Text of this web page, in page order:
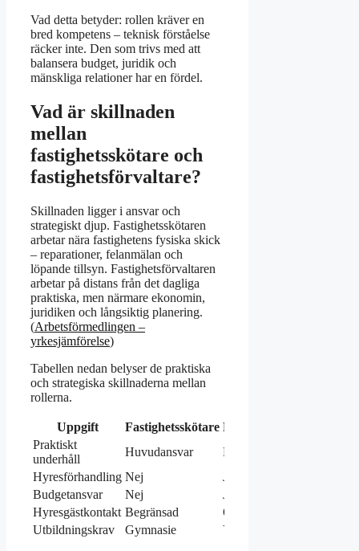
Vad detta betyder: rollen kräver en
bred kompetens – teknisk förståelse
räcker inte. Den som trivs med att
balansera budget, juridik och
mänskliga relationer har en fördel.
Vad är skillnaden
mellan
fastighetsskötare och
fastighetsförvaltare?
Skillnaden ligger i ansvar och
strategiskt djup. Fastighetsskötaren
arbetar nära fastighetens fysiska skick
– reparationer, felanmälan och
löpande tillsyn. Fastighetsförvaltaren
arbetar på distans från det dagliga
praktiska, men närmare ekonomin,
juridiken och långsiktig planering.
(Arbetsförmedlingen –
yrkesjämförelse)
Tabellen nedan belyser de praktiska
och strategiska skillnaderna mellan
rollerna.
Uppgift Fastighetsskötare Fastighetsförvaltare
Praktiskt
underhåll
Huvudansvar
Beställarrolle
Hyresförhandling Nej
Ja
Budgetansvar
Nej
Ja
Hyresgästkontakt Begränsad
Omfattande
Utbildningskrav
Gymnasie YH eller högskola